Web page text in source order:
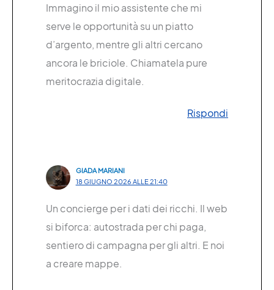
Immagino il mio assistente che mi
serve le opportunità su un piatto
d’argento, mentre gli altri cercano
ancora le briciole. Chiamatela pure
meritocrazia digitale.
Rispondi
GIADA MARIANI
18 GIUGNO 2026 ALLE 21:40
Un concierge per i dati dei ricchi. Il web
si biforca: autostrada per chi paga,
sentiero di campagna per gli altri. E noi
a creare mappe.